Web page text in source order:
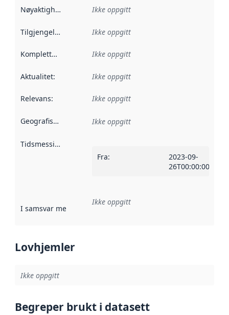
Nøyaktighet Ikke oppgitt
Tilgjengelighet Ikke oppgitt
Kompletthet Ikke oppgitt
Aktualitet: Ikke oppgitt
Relevans: Ikke oppgitt
Geografisk avgrensning :
Ikke oppgitt
Tidsmessig avgrensning
Fra:
2023-09-
26T00:00:00Z
I samsvar med Referanse til en implementasjonsregel
Ikke oppgitt
Lovhjemler
Ikke oppgitt
Begreper brukt i datasett